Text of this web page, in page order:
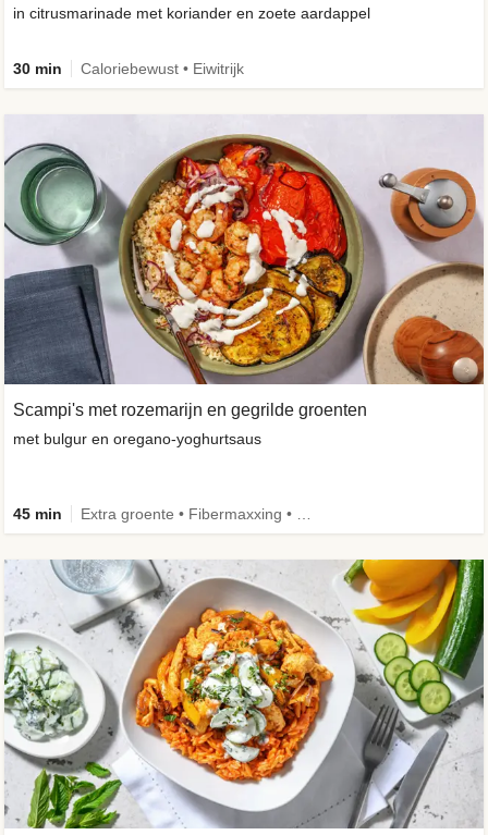
in citrusmarinade met koriander en zoete aardappel
30 min Caloriebewust • Eiwitrijk
Scampi's met rozemarijn en gegrilde groenten
met bulgur en oregano-yoghurtsaus
45 min